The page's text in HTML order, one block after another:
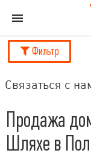
Фильтр
Связаться с
Продажа
Шляхе в